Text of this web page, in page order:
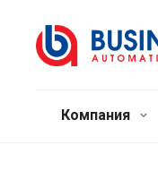
Компания